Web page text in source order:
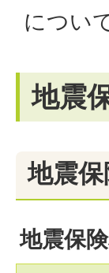
につい
地震
地震
地震保